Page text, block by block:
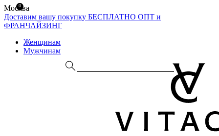
Москва
Доставим вашу покупку БЕСПЛАТНО ОПТ и
ФРАНЧАЙЗИНГ
Женщинам
Мужчинам
0